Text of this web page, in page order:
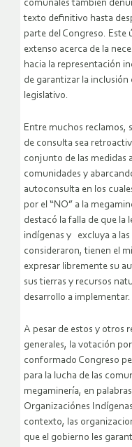
comunales también
texto definitivo hasta
parte del Congreso.
extenso acerca de la
hacia la representación
de garantizar la inclusión
legislativo.
Entre muchos reclamos,
de consulta sea
conjunto de las medidas
comunidades y
autoconsulta en los
por el “NO” a la
destacó la falla de que la
indígenas y excluya a
consideraron, tienen el
expresar libremente su
sus tierras y recursos
desarrollo a implementar.
A pesar de estos y otros
generales, la votación
conformado Congreso
para la lucha de las
megaminería, en
Organizaciónes
contexto, las
que el gobierno les